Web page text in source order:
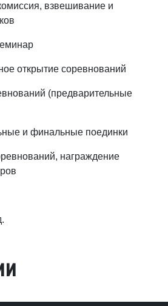
взвешивание и
открытие соревнований
(предварительные
и финальные поединки
награждение